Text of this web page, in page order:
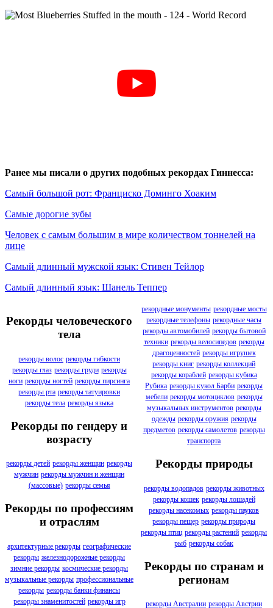
Ранее мы писали о других подобных рекордах Гиннесса:
Самый большой рот: Франциско Доминго Хоаким
Самые дорогие зубы
Человек с самым большим в мире количеством тоннелей на
лице
Самый длинный мужской язык: Стивен Тейлор
Самый длинный язык: Шанель Теппер
Рекорды человеческого
тела
рекорды волос рекорды гибкости
рекорды глаз рекорды груди рекорды
ноги рекорды ногтей рекорды пирсинга
рекорды рта рекорды татуировки
рекорды тела рекорды языка
Рекорды по гендеру и
возрасту
рекорды детей рекорды женщин рекорды
мужчин рекорды мужчин и женщин
(массовые) рекорды семья
Рекорды по профессиям
и отраслям
архитектурные рекорды географические
рекорды железнодорожные рекорды
зимние рекорды космические рекорды
музыкальные рекорды профессиональные
рекорды рекорды банки финансы
рекорды знаменитостей рекорды игр
рекордные монументы рекордные мосты
рекордные телефоны рекордные часы
рекорды автомобилей рекорды бытовой
техники рекорды велосипедов рекорды
драгоценностей рекорды игрушек
рекорды книг рекорды коллекций
рекорды кораблей рекорды кубика
Рубика рекорды кукол Барби рекорды
мебели рекорды мотоциклов рекорды
музыкальных инструментов рекорды
одежды рекорды оружия рекорды
предметов рекорды самолетов рекорды
транспорта
Рекорды природы
рекорды водопадов рекорды животных
рекорды кошек рекорды лошадей
рекорды насекомых рекорды пауков
рекорды пещер рекорды природы
рекорды птиц рекорды растений рекорды
рыб рекорды собак
Рекорды по странам и
регионам
рекорды Австралии рекорды Австрии